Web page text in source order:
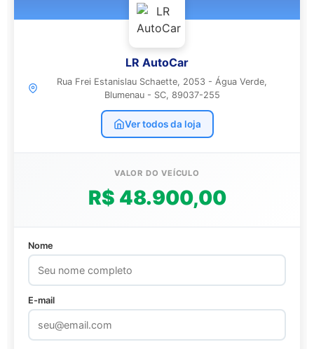
LR AutoCar
Rua Frei Estanislau Schaette, 2053 - Água Verde,
Blumenau - SC, 89037-255
Ver todos da loja
VALOR DO VEÍCULO
R$ 48.900,00
Nome
E-mail